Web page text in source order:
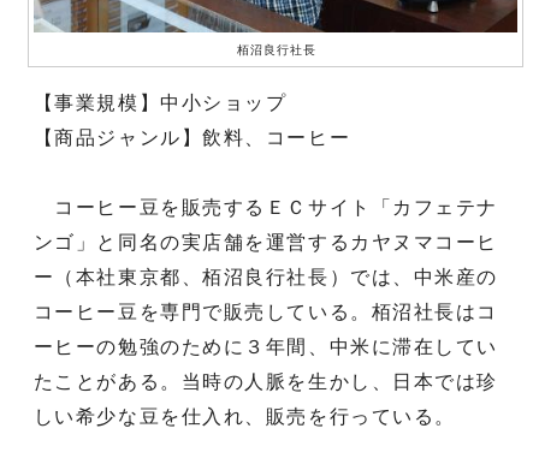
栢沼良行社長
【事業規模】中小ショップ
【商品ジャンル】飲料、コーヒー
コーヒー豆を販売するＥＣサイト「カフェテナ
ンゴ」と同名の実店舗を運営するカヤヌマコーヒ
ー（本社東京都、栢沼良行社長）では、中米産の
コーヒー豆を専門で販売している。栢沼社長はコ
ーヒーの勉強のために３年間、中米に滞在してい
たことがある。当時の人脈を生かし、日本では珍
しい希少な豆を仕入れ、販売を行っている。